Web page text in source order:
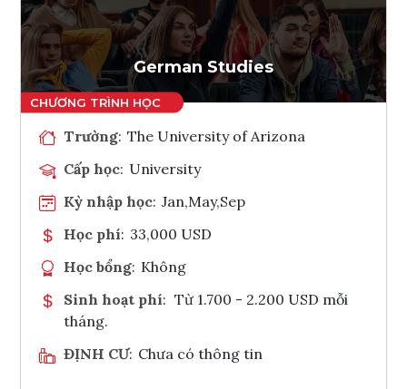
Tham vấn Interlink
German Studies
Trường: The University of Arizona
Cấp học: University
Kỳ nhập học: Jan,May,Sep
Học phí: 33,000 USD
Học bổng: Không
Sinh hoạt phí: Từ 1.700 - 2.200 USD mỗi
tháng.
ĐỊNH CƯ: Chưa có thông tin